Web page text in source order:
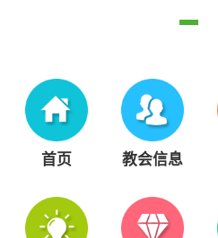
首页 教会信息